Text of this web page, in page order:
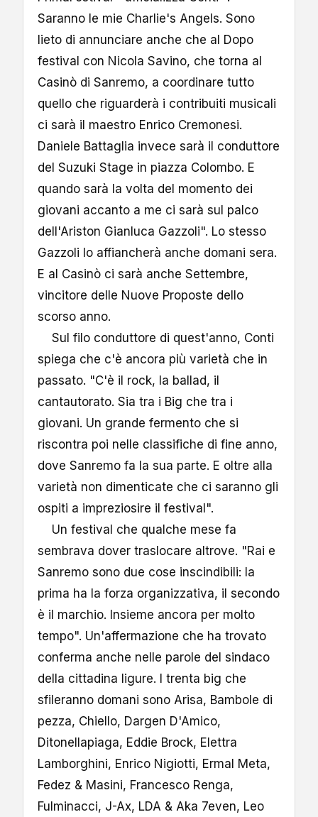
Saranno le mie Charlie's Angels. Sono
lieto di annunciare anche che al Dopo
festival con Nicola Savino, che torna al
Casinò di Sanremo, a coordinare tutto
quello che riguarderà i contribuiti musicali
ci sarà il maestro Enrico Cremonesi.
Daniele Battaglia invece sarà il conduttore
del Suzuki Stage in piazza Colombo. E
quando sarà la volta del momento dei
giovani accanto a me ci sarà sul palco
dell'Ariston Gianluca Gazzoli". Lo stesso
Gazzoli lo affiancherà anche domani sera.
E al Casinò ci sarà anche Settembre,
vincitore delle Nuove Proposte dello
scorso anno.
Sul filo conduttore di quest'anno, Conti
spiega che c'è ancora più varietà che in
passato. "C'è il rock, la ballad, il
cantautorato. Sia tra i Big che tra i
giovani. Un grande fermento che si
riscontra poi nelle classifiche di fine anno,
dove Sanremo fa la sua parte. E oltre alla
varietà non dimenticate che ci saranno gli
ospiti a impreziosire il festival".
Un festival che qualche mese fa
sembrava dover traslocare altrove. "Rai e
Sanremo sono due cose inscindibili: la
prima ha la forza organizzativa, il secondo
è il marchio. Insieme ancora per molto
tempo". Un'affermazione che ha trovato
conferma anche nelle parole del sindaco
della cittadina ligure. I trenta big che
sfileranno domani sono Arisa, Bambole di
pezza, Chiello, Dargen D'Amico,
Ditonellapiaga, Eddie Brock, Elettra
Lamborghini, Enrico Nigiotti, Ermal Meta,
Fedez & Masini, Francesco Renga,
Fulminacci, J-Ax, LDA & Aka 7even, Leo